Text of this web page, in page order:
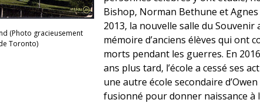
(Photo gracieusement
Toronto)
Bishop, Norman Bethune et Agnes
2013, la nouvelle salle du Souvenir
mémoire d’anciens élèves qui ont
morts pendant les guerres. En
ans plus tard, l’école a cessé ses
une autre école secondaire
fusionné pour donner naissance à